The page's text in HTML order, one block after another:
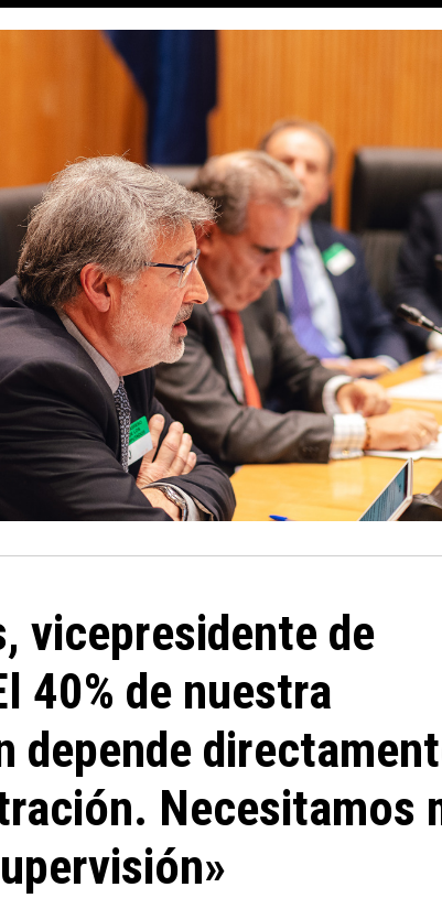
vicepresidente de
40% de nuestra
depende
Necesitamos